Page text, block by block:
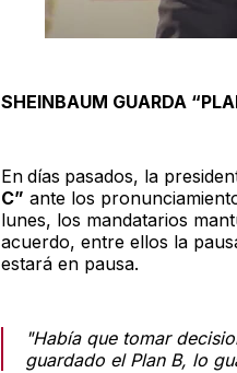
SHEINBAUM GUARDA
En días pasados, la
C” ante los
lunes, los mandatarios
acuerdo, entre ellos la
estará en pausa.
"Había que tomar
guardado el Plan B, lo